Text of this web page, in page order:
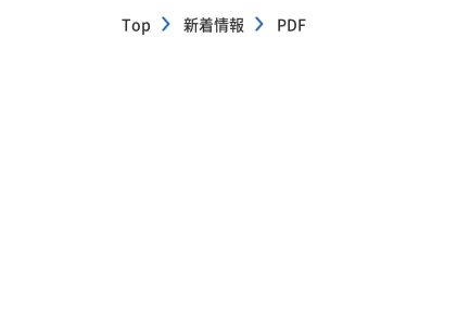
Top 新着情報 PDF